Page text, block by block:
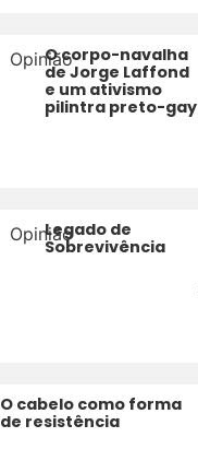
OpiniãoO corpo-navalha
de Jorge Laffond
e um ativismo
pilintra preto-gay
OpiniãoLegado de
Sobrevivência
O cabelo como forma
de resistência